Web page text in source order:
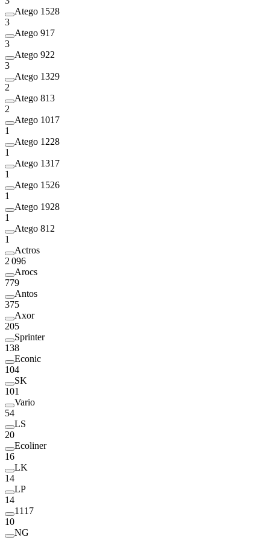
Atego 1528
3
Atego 917
3
Atego 922
3
Atego 1329
2
Atego 813
2
Atego 1017
1
Atego 1228
1
Atego 1317
1
Atego 1526
1
Atego 1928
1
Atego 812
1
Actros
2 096
Arocs
779
Antos
375
Axor
205
Sprinter
138
Econic
104
SK
101
Vario
54
LS
20
Ecoliner
16
LK
14
LP
14
1117
10
NG